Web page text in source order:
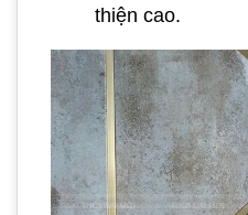
thiện cao.